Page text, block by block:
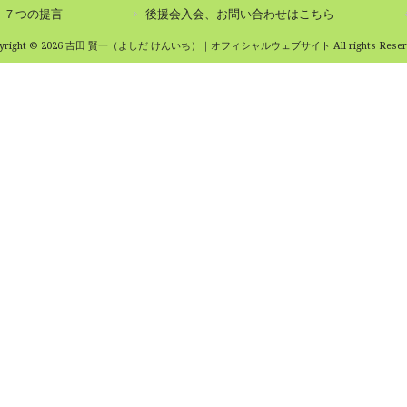
７つの提言 後援会入会、お問い合わせはこちら
© 2026 吉田 賢一（よしだ けんいち）｜オフィシャルウェブサイト All rights